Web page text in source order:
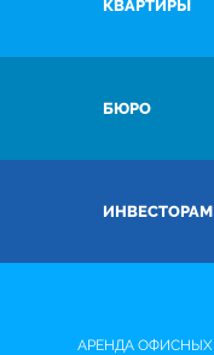
КВАРТИРЫ
БЮРО
ИНВЕСТОРАМ
АРЕНДА ОФИСНЫХ